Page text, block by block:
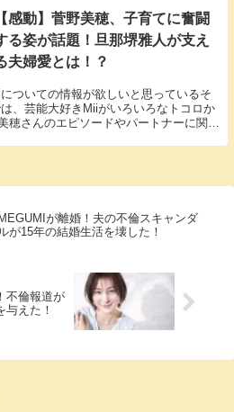
【感動】菅野美穂、子育てに奮闘
る姿が話題！旦那堺雅人が支え
夫婦愛とは！？
ついての情報が欲しいと思っているそ
、芸能大好きMiiがいろいろなトコロか
穂さんのエピソードやパートナーに関す
MEGUMIが離婚！夫の不倫スキャンダ
が15年の結婚生活を壊した！
不倫報道が
与えた！